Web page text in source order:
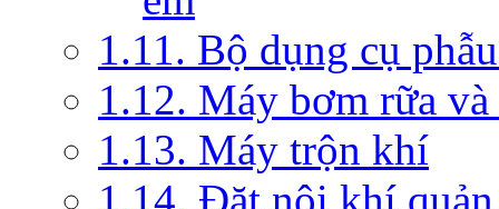
1.11. Bộ dụng cụ
1.12. Máy bơm rữa
1.13. Máy trộn khí
1.14. Đặt nội khí